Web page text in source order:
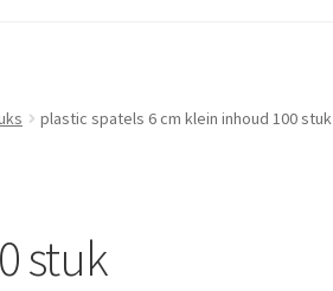
plastic spatels 6 cm klein inhoud 100 stuk
stuk